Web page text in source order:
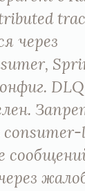
через